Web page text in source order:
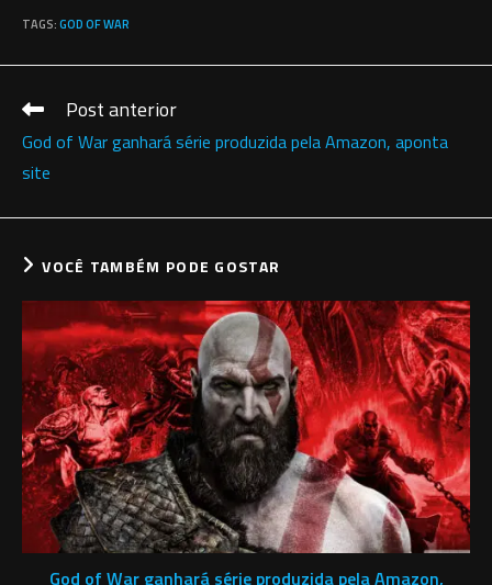
mais velho em um caminho de redenção, o que
do
Ragnarök.
TAGS
Leia
artigos
Post anterior
God of War ganhará série produzida pela Amazon, aponta
site
VOCÊ TAMBÉM PODE GOSTAR